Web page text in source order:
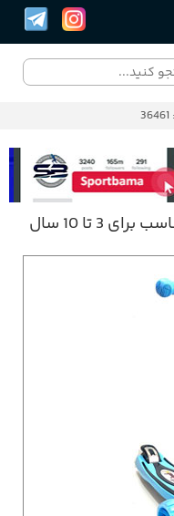
3 تا 10 سال